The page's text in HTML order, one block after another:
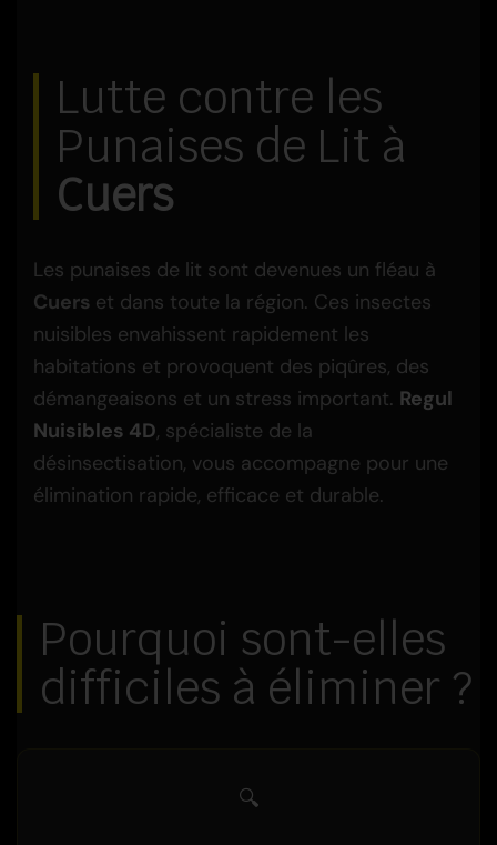
Lutte contre les
Punaises de Lit à
Cuers
Les punaises de lit sont devenues un fléau à
Cuers et dans toute la région. Ces insectes
nuisibles envahissent rapidement les
habitations et provoquent des piqûres, des
démangeaisons et un stress important. Regul
Nuisibles 4D, spécialiste de la
désinsectisation, vous accompagne pour une
élimination rapide, efficace et durable.
Pourquoi sont-elles
difficiles à éliminer ?
🔍